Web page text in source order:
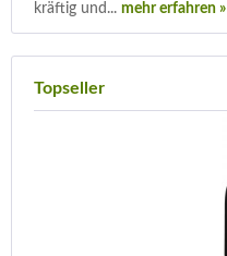
kräftig und... mehr erfahren »
Topseller